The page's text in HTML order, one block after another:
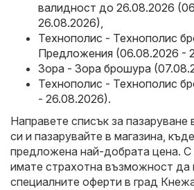
валидност до 26.08.2026
26.08.2026),
Технополис - Технополис
Предложения (06.08.2026 -
Зора - Зора брошура
Технополис - Технополис
- 26.08.2026).
Направете списък за
си и пазарувайте в магазина,
предложена най-добрата цена. С
имате страхотна възможност да
специалните оферти в град